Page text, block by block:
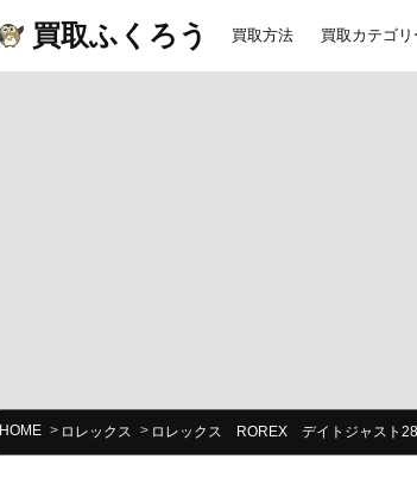
買取ふくろう 買取方法 買取カテゴリ
HOME ロレックス ロレックス ROREX デイトジャスト